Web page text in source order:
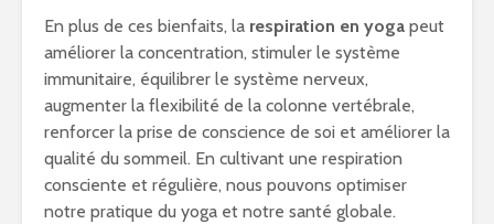
En plus de ces bienfaits, la respiration en yoga peut
améliorer la concentration, stimuler le système
immunitaire, équilibrer le système nerveux,
augmenter la flexibilité de la colonne vertébrale,
renforcer la prise de conscience de soi et améliorer la
qualité du sommeil. En cultivant une respiration
consciente et régulière, nous pouvons optimiser
notre pratique du yoga et notre santé globale.